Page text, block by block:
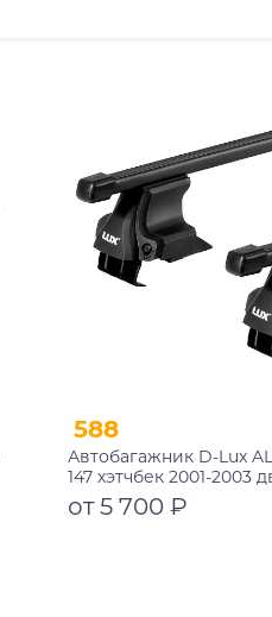
588
Автобагажник D-Lux
147 хэтчбек 2001-2003
проем прямоугольный
от 5 700 ₽